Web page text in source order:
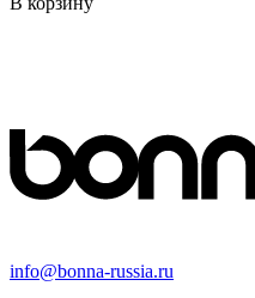
info@bonna-russia.ru